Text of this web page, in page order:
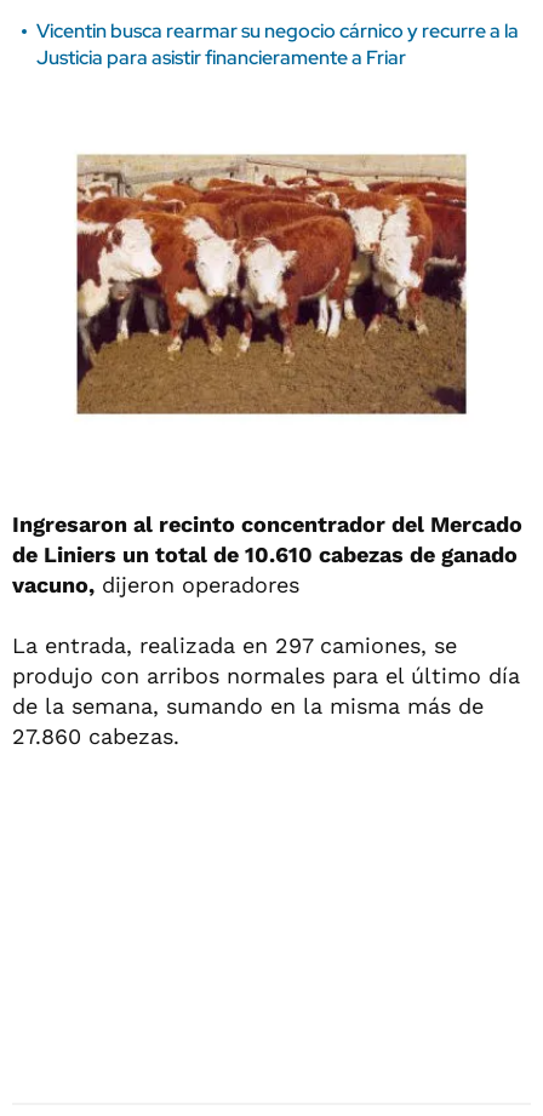
Vicentin busca rearmar su negocio cárnico y recurre a la
Justicia para asistir financieramente a Friar
Ingresaron al recinto concentrador del Mercado
de Liniers un total de 10.610 cabezas de ganado
vacuno, dijeron operadores
La entrada, realizada en 297 camiones, se
produjo con arribos normales para el último día
de la semana, sumando en la misma más de
27.860 cabezas.